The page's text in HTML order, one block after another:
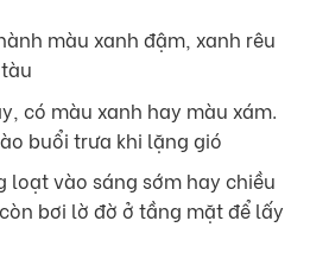
màu xanh đậm, xanh rêu
có màu xanh hay màu xám.
buổi trưa khi lặng gió
loạt vào sáng sớm hay chiều
bơi lờ đờ ở tầng mặt để lấy